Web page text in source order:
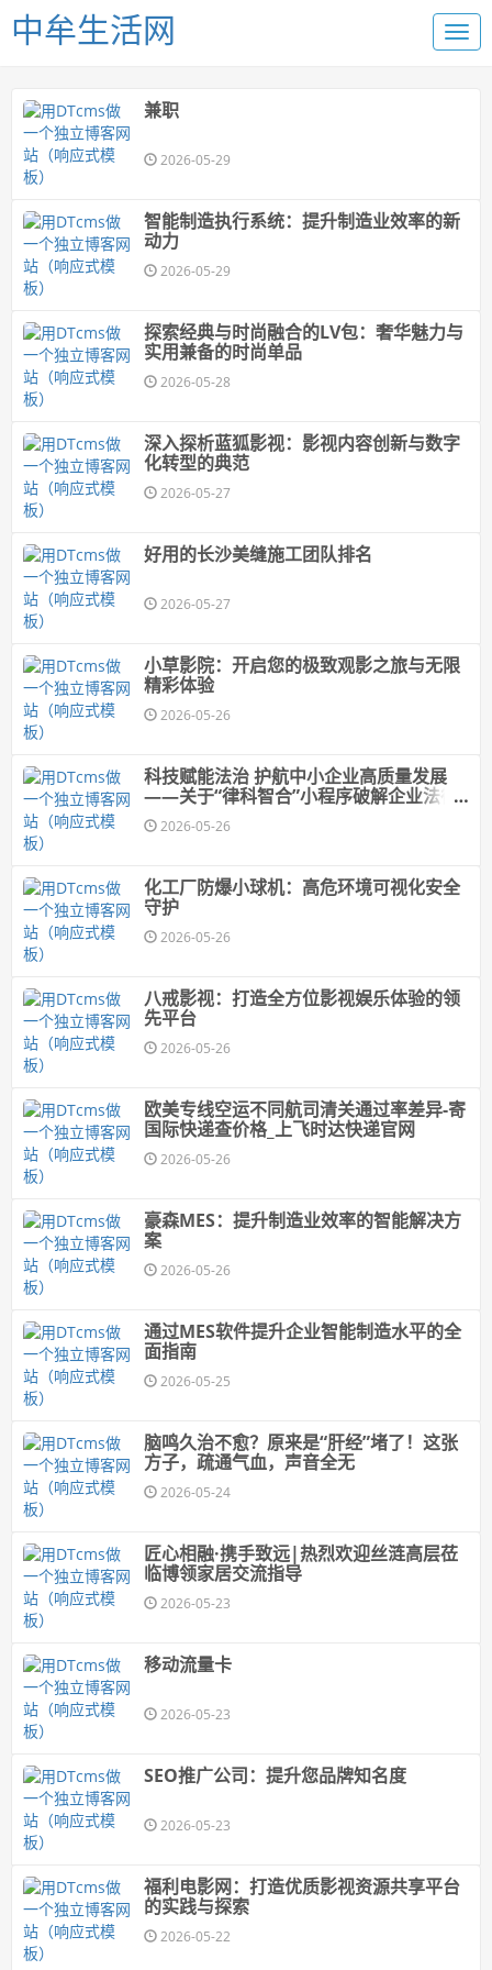
中牟生活网
兼职
2026-05-29
智能制造执行系统：提升制造业效率的新
动力
2026-05-29
探索经典与时尚融合的LV包：奢华魅力与
实用兼备的时尚单品
2026-05-28
深入探析蓝狐影视：影视内容创新与数字
化转型的典范
2026-05-27
好用的长沙美缝施工团队排名
2026-05-27
小草影院：开启您的极致观影之旅与无限
精彩体验
2026-05-26
科技赋能法治 护航中小企业高质量发展
——关于“律科智合”小程序破解企业法律
合规困局的思考
2026-05-26
化工厂防爆小球机：高危环境可视化安全
守护
2026-05-26
八戒影视：打造全方位影视娱乐体验的领
先平台
2026-05-26
欧美专线空运不同航司清关通过率差异-寄
国际快递查价格_上飞时达快递官网
2026-05-26
豪森MES：提升制造业效率的智能解决方
案
2026-05-26
通过MES软件提升企业智能制造水平的全
面指南
2026-05-25
脑鸣久治不愈？原来是“肝经”堵了！这张
方子，疏通气血，声音全无
2026-05-24
匠心相融·携手致远|热烈欢迎丝涟高层莅
临博领家居交流指导
2026-05-23
移动流量卡
2026-05-23
SEO推广公司：提升您品牌知名度
2026-05-23
福利电影网：打造优质影视资源共享平台
的实践与探索
2026-05-22